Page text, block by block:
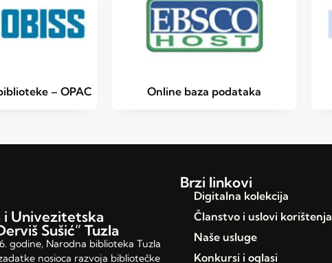
– OPAC Online baza podataka
i Univezitetska
Sušić” Tuzla
godine, Narodna biblioteka Tuzla
nosioca razvoja bibliotečke
Brzi linkovi
Digitalna kolekcija
Članstvo i uslovi korištenja
Naše usluge
Konkursi i oglasi